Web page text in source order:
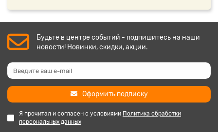
Будьте в центре событий - подпишитесь на наши
новости! Новинки, скидки, акции.
Оформить подписку
Я прочитал и согласен с условиями Политика обработки
персональных данных